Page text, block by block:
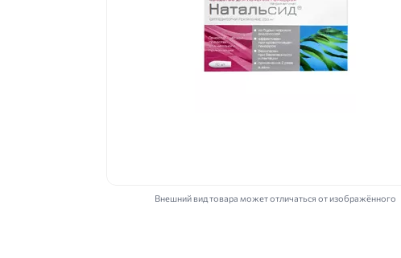
Внешний вид товара может отличаться от изображённого